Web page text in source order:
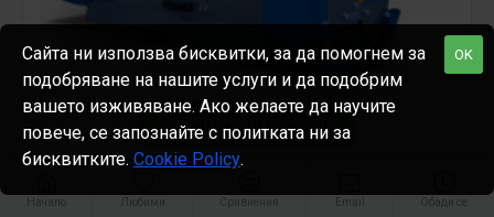
Graecus FREZA E125
Начало Любими Сравнения Email Обади се
OK
Сайта ни използва бисквитки, за да помогнем за
подобряване на нашите услуги и да подобрим
вашето изживяване. Ако желаете да научите
повече, се запознайте с политката ни за
бисквитките. Cookie Policy.
ФИЛТРИРАЙ ПРОДУКТИ